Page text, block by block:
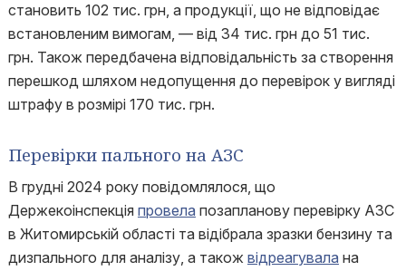
становить 102 тис. грн, а продукції, що не відповідає
встановленим вимогам, — від 34 тис. грн до 51 тис.
грн. Також передбачена відповідальність за створення
перешкод шляхом недопущення до перевірок у вигляді
штрафу в розмірі 170 тис. грн.
Перевірки пального на АЗС
В грудні 2024 року повідомлялося, що
Держекоінспекція провела позапланову перевірку АЗС
в Житомирській області та відібрала зразки бензину та
дизпального для аналізу, а також відреагувала на